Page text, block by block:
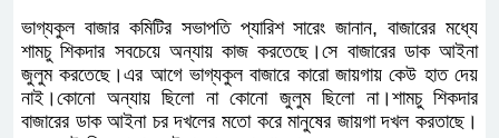
ভাগ্যকুল বাজার কমিটির সভাপতি প্যারিশ সারেং জানান, বাজারের মধ্যে
শামচু শিকদার সবচেয়ে অন্যায় কাজ করতেছে।সে বাজারের ডাক আইনা
জুলুম করতেছে।এর আগে ভাগ্যকুল বাজারে কারো জায়গায় কেউ হাত দেয়
নাই।কোনো অন্যায় ছিলো না কোনো জুলুম ছিলো না।শামচু শিকদার
বাজারের ডাক আইনা চর দখলের মতো করে মানুষের জায়গা দখল করতাছে।